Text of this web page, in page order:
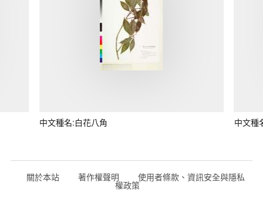
中文種名:白花八角 中文種
關於本站 著作權聲明 使用者條款、資訊安全與隱私
權政策